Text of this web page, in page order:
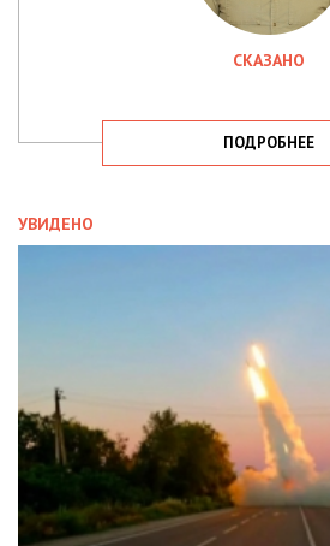
СКАЗАНО
ПОДРОБНЕЕ
УВИДЕНО